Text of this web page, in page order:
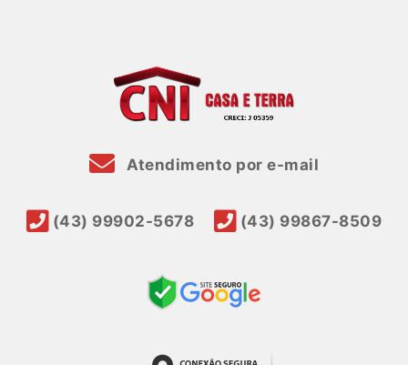
Atendimento por e-mail
(43) 99902-5678 (43) 99867-8509